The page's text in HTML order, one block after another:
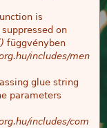
is
on
függvényben
includes/men
glue string
parameters
includes/com